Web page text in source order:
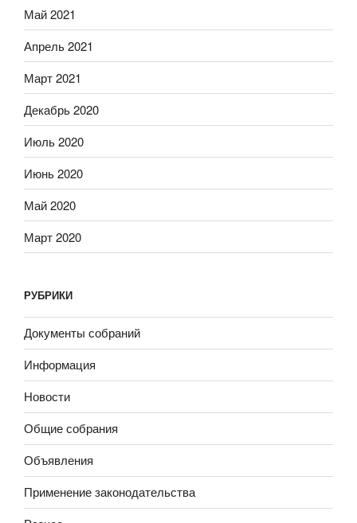
Май 2021
Апрель 2021
Март 2021
Декабрь 2020
Июль 2020
Июнь 2020
Май 2020
Март 2020
РУБРИКИ
Документы собраний
Информация
Новости
Общие собрания
Объявления
Применение законодательства